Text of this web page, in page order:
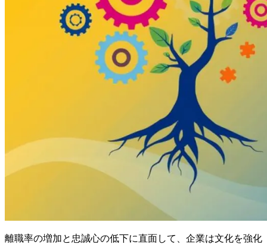
離職率の増加と忠誠心の低下に直面して、企業は文化を強化